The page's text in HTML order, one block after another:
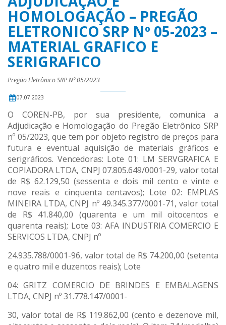
HOMOLOGAÇÃO – PREGÃO
ELETRONICO SRP Nº 05-2023 –
MATERIAL GRAFICO E
SERIGRAFICO
Pregão Eletrônico SRP Nº 05/2023
07.07.2023
O COREN-PB, por sua presidente, comunica a
Adjudicação e Homologação do Pregão Eletrônico SRP
nº 05/2023, que tem por objeto registro de preços para
futura e eventual aquisição de materiais gráficos e
serigráficos. Vencedoras: Lote 01: LM SERVGRAFICA E
COPIADORA LTDA, CNPJ 07.805.649/0001-29, valor total
de R$ 62.129,50 (sessenta e dois mil cento e vinte e
nove reais e cinquenta centavos); Lote 02: EMPLAS
MINEIRA LTDA, CNPJ nº 49.345.377/0001-71, valor total
de R$ 41.840,00 (quarenta e um mil oitocentos e
quarenta reais); Lote 03: AFA INDUSTRIA COMERCIO E
SERVICOS LTDA, CNPJ nº
24.935.788/0001-96, valor total de R$ 74.200,00 (setenta
e quatro mil e duzentos reais); Lote
04: GRITZ COMERCIO DE BRINDES E EMBALAGENS
LTDA, CNPJ nº 31.778.147/0001-
30, valor total de R$ 119.862,00 (cento e dezenove mil,